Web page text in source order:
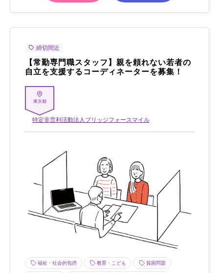
締切間近
【常勤専門職スタッフ】親を頼れない若者の
自立を支援するコーディネーターを募集！
東京都
特定非営利活動法人ブリッジフォースマイル
福祉・社会的包摂 教育・こども 貧困問題